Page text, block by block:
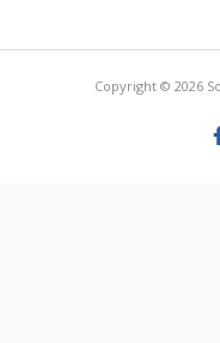
Copyright © 2026